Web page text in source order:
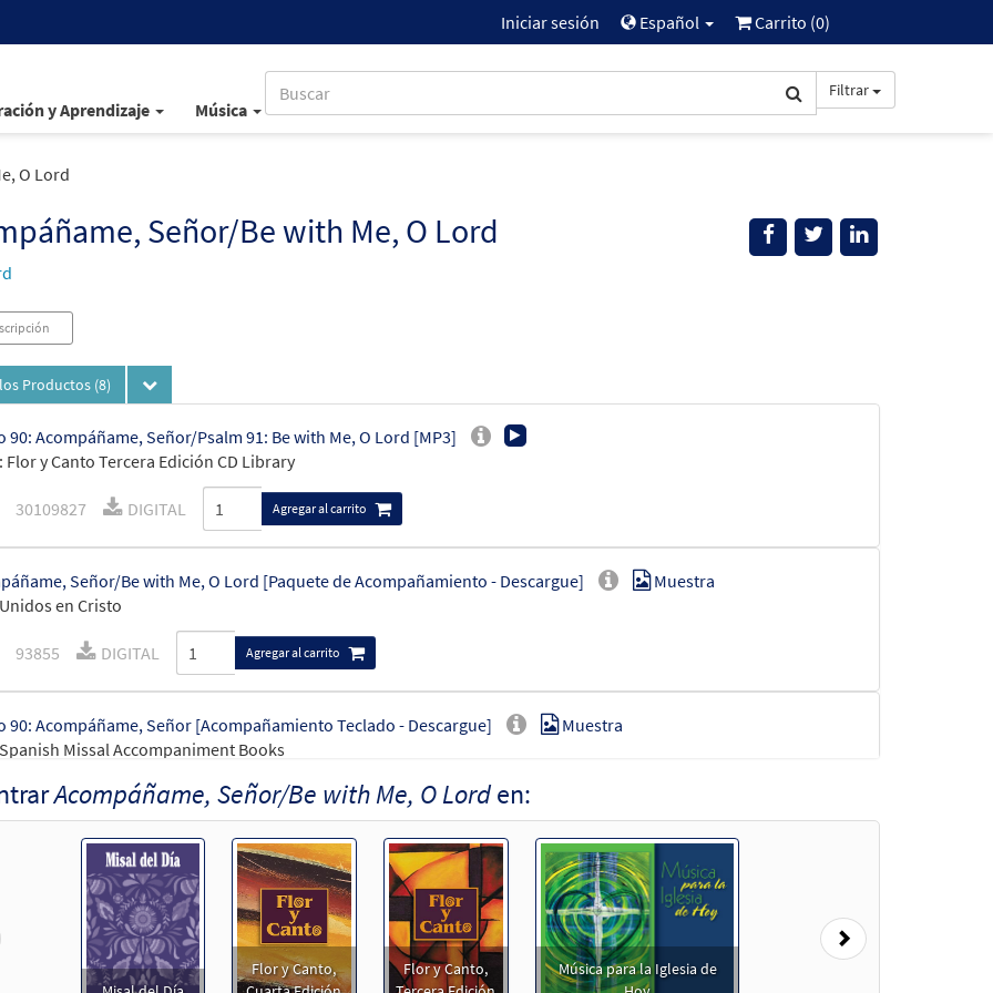
Iniciar sesión Español Carrito (0)
y Aprendizaje Música
Filtrar
O Lord
Señor/Be with Me, O Lord
Productos (8)
90: Acompáñame, Señor/Psalm 91: Be with Me, O Lord [MP3]
Flor y Canto Tercera Edición CD Library
30109827 DIGITAL Agregar al carrito
Señor/Be with Me, O Lord [Paquete de Acompañamiento - Descargue]
en Cristo
Muestra
93855 DIGITAL Agregar al carrito
90: Acompáñame, Señor [Acompañamiento Teclado - Descargue]
Missal Accompaniment Books
Muestra
30105793 DIGITAL Agregar al carrito
Señor/Be with Me, O Lord [Acompañamiento Teclado - Descargue]
Unidos en Cristo
Muestra
DIGITAL Agregar al carrito
Acompáñame, Señor/Be with Me, O Lorden:
Flor y Canto,
Flor y Canto,
Música para la Iglesia de
Next